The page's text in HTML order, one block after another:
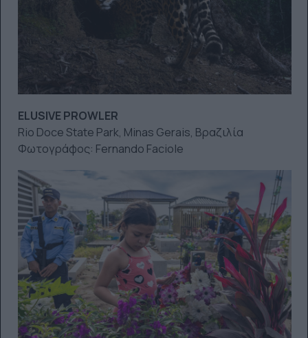
ELUSIVE PROWLER
Rio Doce State Park, Minas Gerais, Βραζιλία
Φωτογράφος: Fernando Faciole